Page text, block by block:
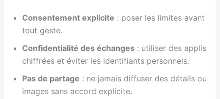
Consentement explicite : poser les limites avant
tout geste.
Confidentialité des échanges: utiliser des applis
chiffrées et éviter les identifiants personnels.
Pas de partage : ne jamais diffuser des détails ou
images sans accord explicite.